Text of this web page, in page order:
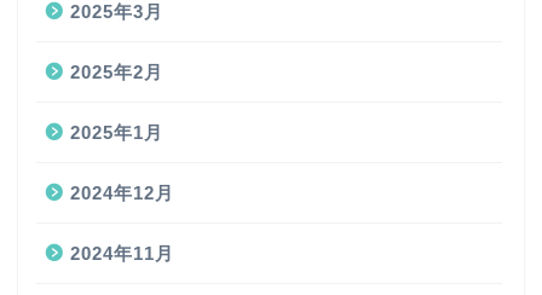
2025年3月
2025年2月
2025年1月
2024年12月
2024年11月